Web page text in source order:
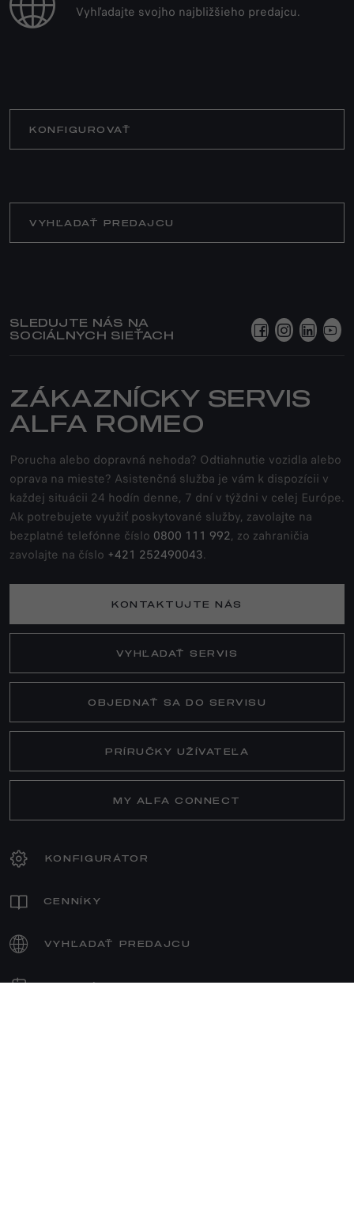
Vyhľadajte svojho najbližšieho predajcu.
KONFIGUROVAŤ
VYHĽADAŤ PREDAJCU
SLEDUJTE NÁS NA
SOCIÁLNYCH SIEŤACH
ZÁKAZNÍCKY SERVIS
ALFA ROMEO
Porucha alebo dopravná nehoda? Odtiahnutie vozidla alebo
oprava na mieste? Asistenčná služba je vám k dispozícii v
každej situácii 24 hodín denne, 7 dní v týždni v celej Európe.
Ak potrebujete využiť poskytované služby, zavolajte na
bezplatné telefónne číslo 0800 111 992, zo zahraničia
zavolajte na číslo +421 252490043.
KONTAKTUJTE NÁS
VYHĽADAŤ SERVIS
OBJEDNAŤ SA DO SERVISU
PRÍRUČKY UŽÍVATEĽA
MY ALFA CONNECT
KONFIGURÁTOR
CENNÍKY
VYHĽADAŤ PREDAJCU